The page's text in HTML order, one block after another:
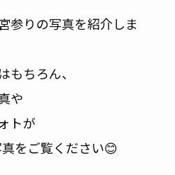
参りの写真を紹介しま
もちろん、
や
トが
をご覧ください😊